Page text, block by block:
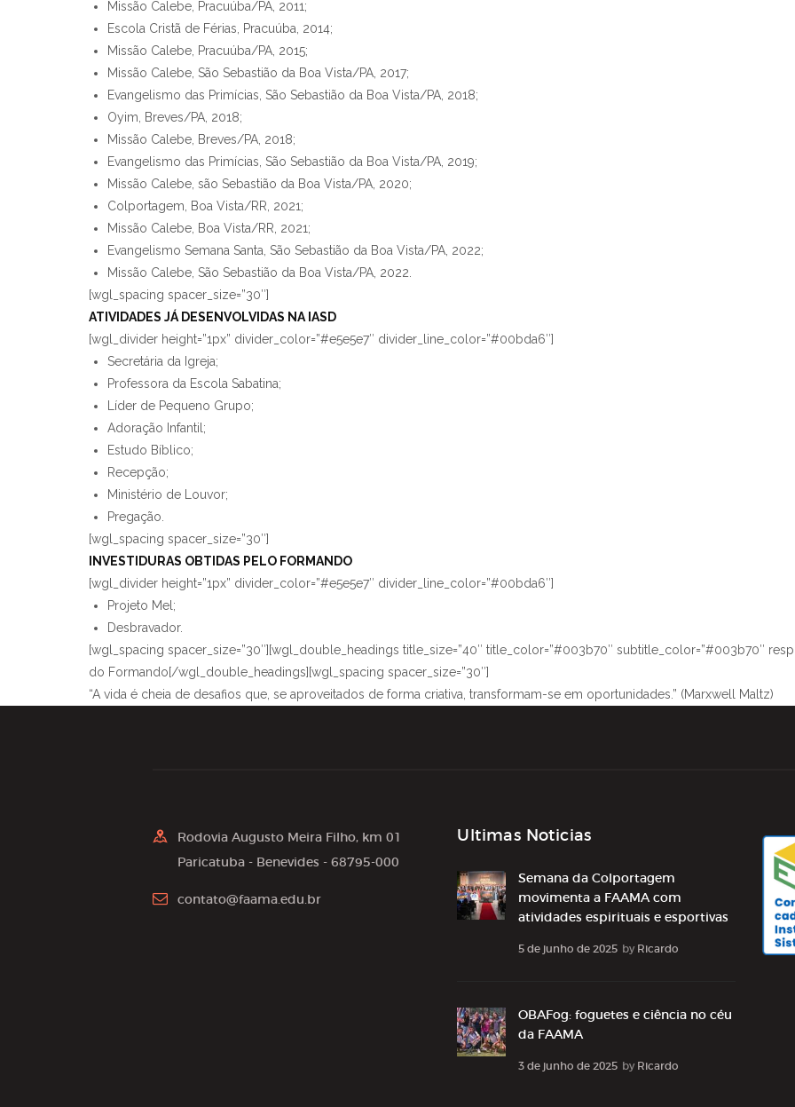
Missão Calebe, Pracuúba/PA, 2011;
Escola Cristã de Férias, Pracuúba, 2014;
Missão Calebe, Pracuúba/PA, 2015;
Missão Calebe, São Sebastião da Boa Vista/PA, 2017;
Evangelismo das Primícias, São Sebastião da Boa Vista/PA, 2018;
Oyim, Breves/PA, 2018;
Missão Calebe, Breves/PA, 2018;
Evangelismo das Primícias, São Sebastião da Boa Vista/PA, 2019;
Missão Calebe, são Sebastião da Boa Vista/PA, 2020;
Colportagem, Boa Vista/RR, 2021;
Missão Calebe, Boa Vista/RR, 2021;
Evangelismo Semana Santa, São Sebastião da Boa Vista/PA, 2022;
Missão Calebe, São Sebastião da Boa Vista/PA, 2022.
[wgl_spacing spacer_size=”30″]
ATIVIDADES JÁ DESENVOLVIDAS NA IASD
[wgl_divider height=”1px” divider_color=”#e5e5e7″ divider_line_color=”#00bda6″]
Secretária da Igreja;
Professora da Escola Sabatina;
Líder de Pequeno Grupo;
Adoração Infantil;
Estudo Bíblico;
Recepção;
Ministério de Louvor;
Pregação.
[wgl_spacing spacer_size=”30″]
INVESTIDURAS OBTIDAS PELO FORMANDO
[wgl_divider height=”1px” divider_color=”#e5e5e7″ divider_line_color=”#00bda6″]
Projeto Mel;
Desbravador.
[wgl_spacing spacer_size=”30″][wgl_double_headings title_size=”40″ title_color=”#003b70″ subtitle_color=”#003b70″
do Formando[/wgl_double_headings][wgl_spacing spacer_size=”30″]
“A vida é cheia de desafios que, se aproveitados de forma criativa, transformam-se em oportunidades.” (Marxwell Maltz)
Rodovia Augusto Meira Filho, km 01
Paricatuba - Benevides - 68795-000
contato@faama.edu.br
Ultimas Noticias
Semana da Colportagem
movimenta a FAAMA com
atividades espirituais e esportivas
5 de junho de 2025 by Ricardo
OBAFog: foguetes e ciência no céu
da FAAMA
3 de junho de 2025 by Ricardo